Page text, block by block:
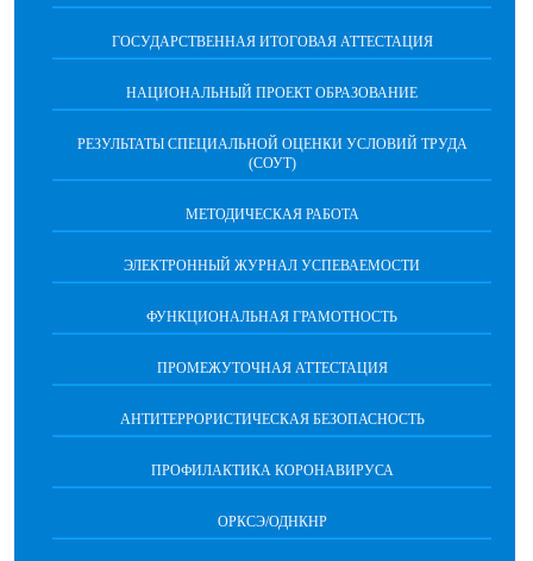
ГОСУДАРСТВЕННАЯ ИТОГОВАЯ АТТЕСТАЦИЯ
НАЦИОНАЛЬНЫЙ ПРОЕКТ ОБРАЗОВАНИЕ
РЕЗУЛЬТАТЫ СПЕЦИАЛЬНОЙ ОЦЕНКИ УСЛОВИЙ ТРУДА
(СОУТ)
МЕТОДИЧЕСКАЯ РАБОТА
ЭЛЕКТРОННЫЙ ЖУРНАЛ УСПЕВАЕМОСТИ
ФУНКЦИОНАЛЬНАЯ ГРАМОТНОСТЬ
ПРОМЕЖУТОЧНАЯ АТТЕСТАЦИЯ
АНТИТЕРРОРИСТИЧЕСКАЯ БЕЗОПАСНОСТЬ
ПРОФИЛАКТИКА КОРОНАВИРУСА
ОРКСЭ/ОДНКНР